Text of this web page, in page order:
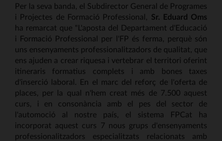
Per la seva banda, el Subdirector General de Programes
i Projectes de Formació Professional, Sr. Eduard Oms
ha remarcat que "L'aposta del Departament d'Educació
i Formació Professional per l'FP és ferma, perquè són
uns ensenyaments professionalitzadors de qualitat, que
ens ajuden a crear riquesa i vertebrar el territori oferint
itineraris formatius complets i amb bones taxes
d'inserció laboral. En el marc del reforç de l'oferta de
places, per la qual n'hem creat més de 7.500 aquest
curs, i en consonància amb el pes del sector de
l'automoció al nostre país, el sistema FPCat ha
incorporat aquest curs 7 nous grups d'ensenyaments
professionalitzadors especialitzats relacionats amb